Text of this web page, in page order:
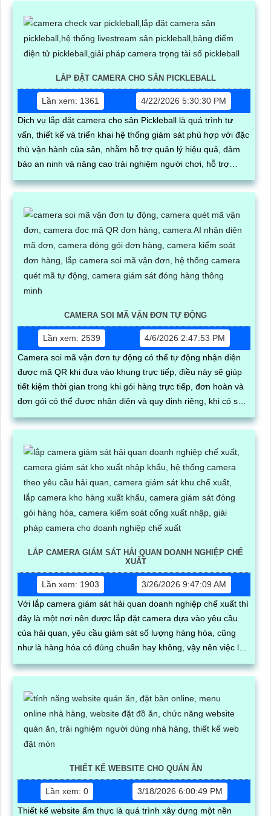
LẮP ĐẶT CAMERA CHO SÂN PICKLEBALL
Lần xem: 1361
4/22/2026 5:30:30 PM
Dịch vụ lắp đặt camera cho sân Pickleball là quá trình tư
vấn, thiết kế và triển khai hệ thống giám sát phù hợp với đặc
thù vận hành của sân, nhằm hỗ trợ quản lý hiệu quả, đảm
bảo an ninh và nâng cao trải nghiệm người chơi, hỗ trợ
check var , bảng điểm online , livestream youtube facebook
CAMERA SOI MÃ VẬN ĐƠN TỰ ĐỘNG
Lần xem: 2539
4/6/2026 2:47:53 PM
Camera soi mã vận đơn tự động có thể tự động nhận diện
được mã QR khi đưa vào khung trực tiếp, điều này sẽ giúp
tiết kiệm thời gian trong khi gói hàng trực tiếp, đơn hoàn và
đơn gói có thể được nhận diện và quy định riêng, khi có sự
cố đơn hàng có thể tìm kiếm đơn đó và tải video trực tiếp về
máy tính của mình kiếu nại dễ dàng
LẮP CAMERA GIÁM SÁT HẢI QUAN DOANH NGHIỆP CHẾ
XUẤT
Lần xem: 1903
3/26/2026 9:47:09 AM
Với lắp camera giám sát hải quan doanh nghiệp chế xuất thì
đây là một nơi nên được lắp đặt camera dựa vào yêu cầu
của hải quan, yêu cầu giám sát số lượng hàng hóa, cũng
như là hàng hóa có đúng chuẩn hay không, vậy nên việc lắp
camera giám sát hài quan doanh nghiệp chế xuất là điều
cực kì hợp lý
THIẾT KẾ WEBSITE CHO QUÁN ĂN
Lần xem: 0
3/18/2026 6:00:49 PM
Thiết kế website ẩm thực là quá trình xây dựng một nền